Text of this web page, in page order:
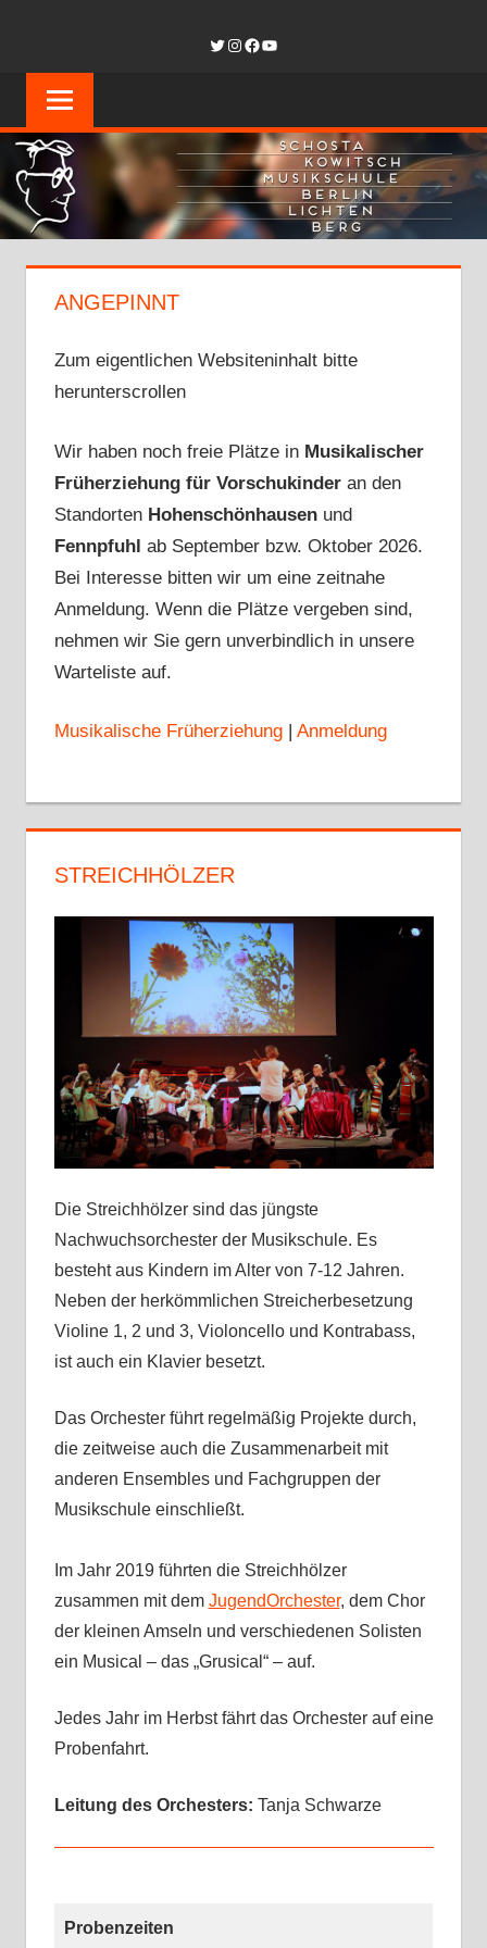
springen
BERLIN-
Twitter
Instagram
Facebook
YouTube
ANGEPINNT
Zum eigentlichen Websiteninhalt bitte
herunterscrollen
Wir haben noch freie Plätze in Musikalischer
Früherziehung für Vorschukinderan den
Standorten Hohenschönhausen und
Fennpfuhl ab September bzw. Oktober 2026.
Bei Interesse bitten wir um eine zeitnahe
Anmeldung. Wenn die Plätze vergeben sind,
nehmen wir Sie gern unverbindlich in unsere
Warteliste auf.
Musikalische Früherziehung| Anmeldung
STREICHHÖLZER
Die Streichhölzer sind das jüngste
Nachwuchsorchester der Musikschule. Es
besteht aus Kindern im Alter von 7-12 Jahren.
Neben der herkömmlichen Streicherbesetzung
Violine 1, 2 und 3, Violoncello und Kontrabass,
ist auch ein Klavier besetzt.
Das Orchester führt regelmäßig Projekte durch,
die zeitweise auch die Zusammenarbeit mit
anderen Ensembles und Fachgruppen der
Musikschule einschließt.
Im Jahr 2019 führten die Streichhölzer
zusammen mit dem JugendOrchester, dem Chor
der kleinen Amseln und verschiedenen Solisten
ein Musical – das „Grusical“ – auf.
Jedes Jahr im Herbst fährt das Orchester auf eine
Probenfahrt.
Leitung des Orchesters: Tanja Schwarze
Probenzeiten